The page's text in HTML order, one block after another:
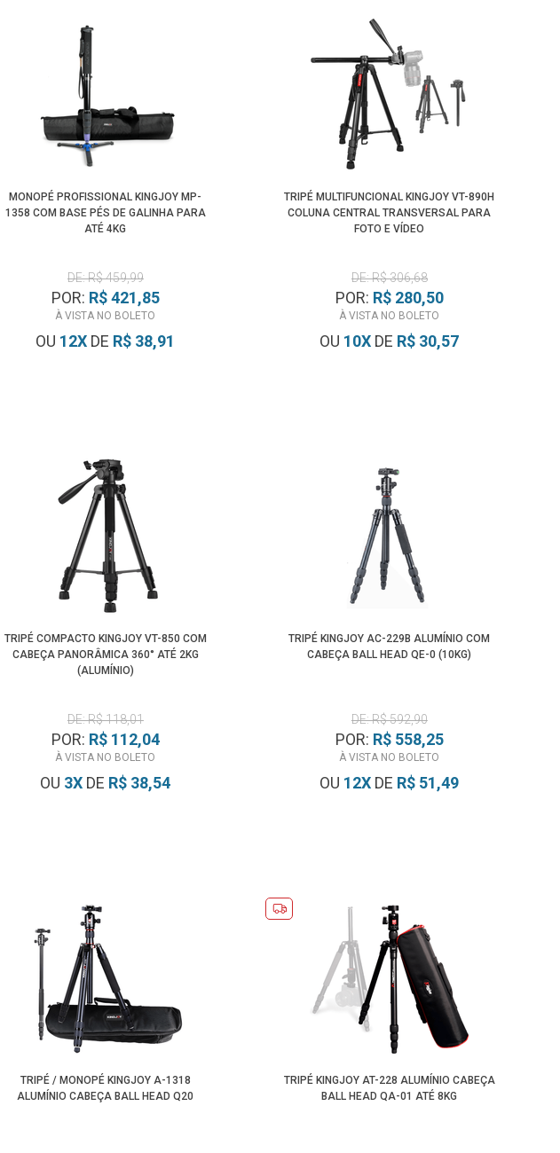
MONOPÉ PROFISSIONAL KINGJOY MP-
1358 COM BASE PÉS DE GALINHA PARA
ATÉ 4KG
DE: R$ 459,99
POR: R$ 421,85
À VISTA NO BOLETO
OU 12X DE R$ 38,91
TRIPÉ MULTIFUNCIONAL KINGJOY VT-890H
COLUNA CENTRAL TRANSVERSAL PARA
FOTO E VÍDEO
DE: R$ 306,68
POR: R$ 280,50
À VISTA NO BOLETO
OU 10X DE R$ 30,57
TRIPÉ COMPACTO KINGJOY VT-850 COM
CABEÇA PANORÂMICA 360° ATÉ 2KG
(ALUMÍNIO)
DE: R$ 118,01
POR: R$ 112,04
À VISTA NO BOLETO
OU 3X DE R$ 38,54
TRIPÉ KINGJOY AC-229B ALUMÍNIO COM
CABEÇA BALL HEAD QE-0 (10KG)
DE: R$ 592,90
POR: R$ 558,25
À VISTA NO BOLETO
OU 12X DE R$ 51,49
TRIPÉ / MONOPÉ KINGJOY A-1318
ALUMÍNIO CABEÇA BALL HEAD Q20
TRIPÉ KINGJOY AT-228 ALUMÍNIO CABEÇA
BALL HEAD QA-01 ATÉ 8KG